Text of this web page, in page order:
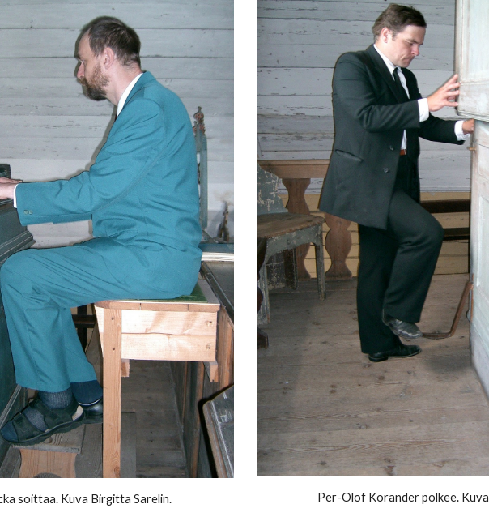
soittaa. Kuva Birgitta Sarelin. Per-Olof Koranderpolkee. Kuva